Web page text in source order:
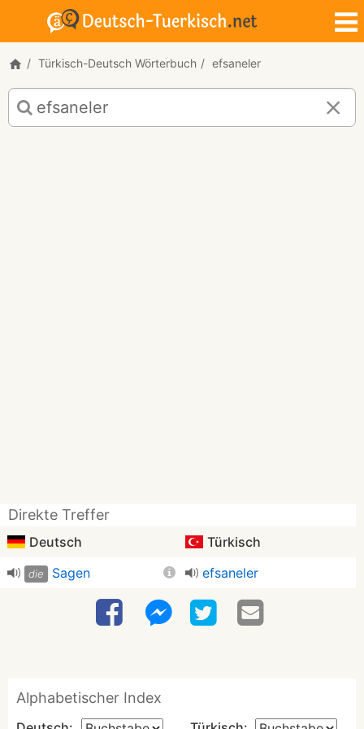
Türkisch-Deutsch Wörterbuch efsaneler
Türkisch-
Deutsch
Übersetzung
Direkte Treffer
Deutsch Türkisch
die Sagen efsaneler
Alphabetischer Index